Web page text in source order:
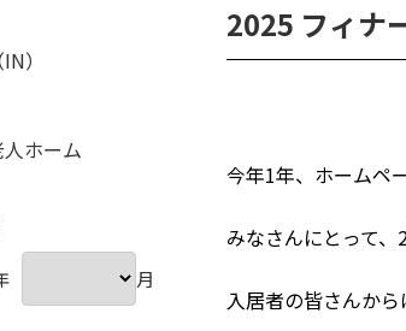
2025 フィナ
今年1年、ホームペ
みなさんにとって
入居者の皆さんか
）
ホーム
月